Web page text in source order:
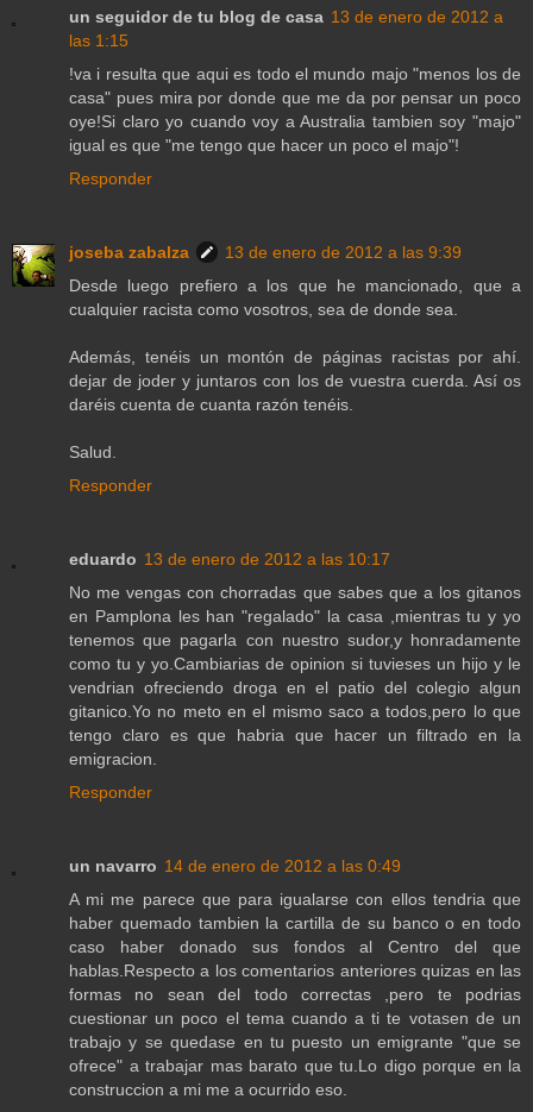
un seguidor de tu blog de casa 13 de enero de 2012 a
las 1:15
!va i resulta que aqui es todo el mundo majo "menos los de
casa" pues mira por donde que me da por pensar un poco
oye!Si claro yo cuando voy a Australia tambien soy "majo"
igual es que "me tengo que hacer un poco el majo"!
Responder
joseba zabalza
13 de enero de 2012 a las 9:39
Desde luego prefiero a los que he mancionado, que a
cualquier racista como vosotros, sea de donde sea.
Además, tenéis un montón de páginas racistas por ahí.
dejar de joder y juntaros con los de vuestra cuerda. Así os
daréis cuenta de cuanta razón tenéis.
Salud.
Responder
eduardo 13 de enero de 2012 a las 10:17
No me vengas con chorradas que sabes que a los gitanos
en Pamplona les han "regalado" la casa ,mientras tu y yo
tenemos que pagarla con nuestro sudor,y honradamente
como tu y yo.Cambiarias de opinion si tuvieses un hijo y le
vendrian ofreciendo droga en el patio del colegio algun
gitanico.Yo no meto en el mismo saco a todos,pero lo que
tengo claro es que habria que hacer un filtrado en la
emigracion.
Responder
un navarro 14 de enero de 2012 a las 0:49
A mi me parece que para igualarse con ellos tendria que
haber quemado tambien la cartilla de su banco o en todo
caso haber donado sus fondos al Centro del que
hablas.Respecto a los comentarios anteriores quizas en las
formas no sean del todo correctas ,pero te podrias
cuestionar un poco el tema cuando a ti te votasen de un
trabajo y se quedase en tu puesto un emigrante "que se
ofrece" a trabajar mas barato que tu.Lo digo porque en la
construccion a mi me a ocurrido eso.